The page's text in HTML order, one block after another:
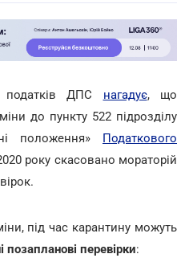
податків ДПС нагадує, що
до пункту 522 підрозділу
положення» Податкового
року скасовано мораторій
під час карантину можуть
позапланові перевірки: